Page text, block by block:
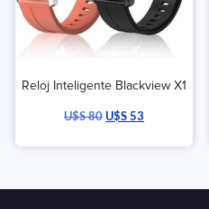
Reloj Inteligente Blackview X1
U$S80U$S53